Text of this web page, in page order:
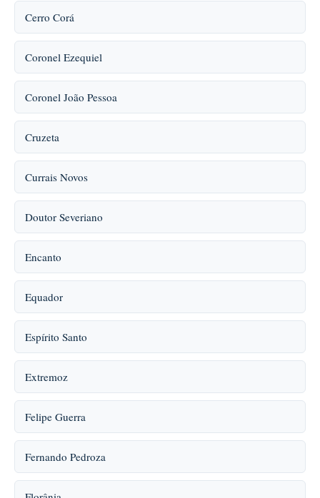
Cerro Corá
Coronel Ezequiel
Coronel João Pessoa
Cruzeta
Currais Novos
Doutor Severiano
Encanto
Equador
Espírito Santo
Extremoz
Felipe Guerra
Fernando Pedroza